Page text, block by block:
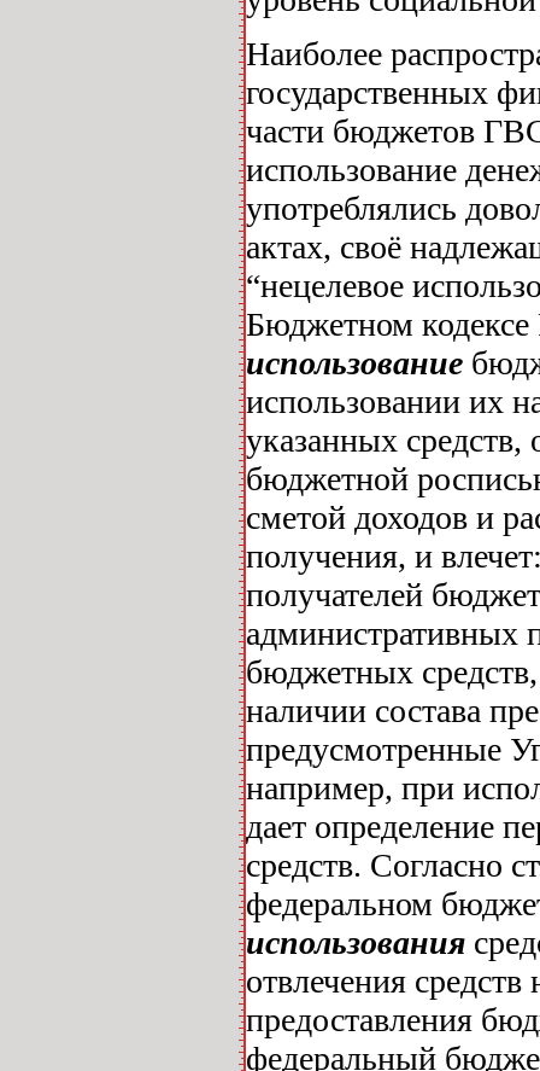
Наиболее
государственных
части бюджетов
использование
употреблялись
актах, своё
“нецелевое
Бюджетном
использование
использовании их
указанных
бюджетной
сметой доходов и
получения, и
получателей
административных
бюджетных
наличии состава
предусмотренные
например, при
дает определение
средств. Согласно
федеральном
использования
отвлечения
предоставления
федеральный